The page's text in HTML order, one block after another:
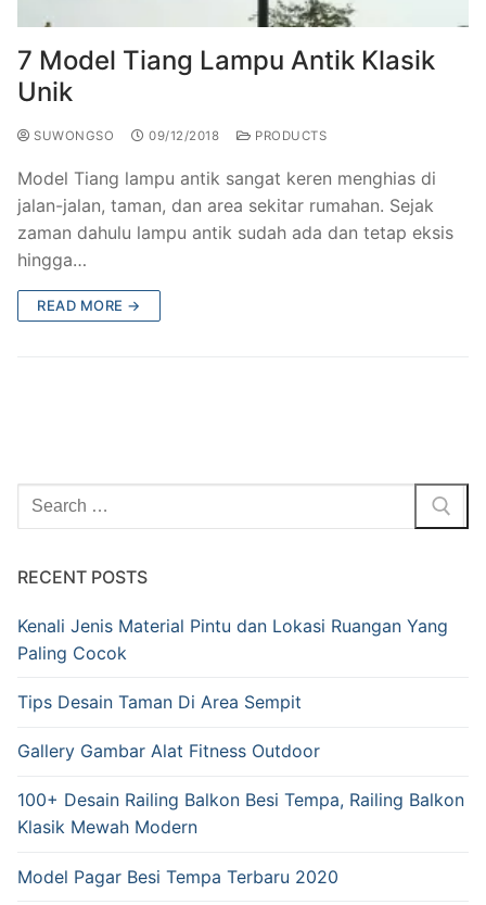
7 Model Tiang Lampu Antik Klasik
Unik
SUWONGSO 09/12/2018 PRODUCTS
Model Tiang lampu antik sangat keren menghias di
jalan-jalan, taman, dan area sekitar rumahan. Sejak
zaman dahulu lampu antik sudah ada dan tetap eksis
hingga…
READ MORE →
RECENT POSTS
Kenali Jenis Material Pintu dan Lokasi Ruangan Yang
Paling Cocok
Tips Desain Taman Di Area Sempit
Gallery Gambar Alat Fitness Outdoor
100+ Desain Railing Balkon Besi Tempa, Railing Balkon
Klasik Mewah Modern
Model Pagar Besi Tempa Terbaru 2020